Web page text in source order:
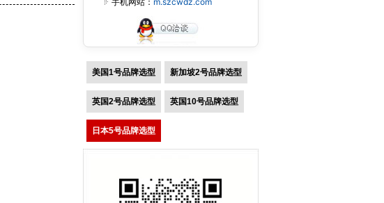
美国1号品牌选型 新加坡2号品牌选型
英国2号品牌选型 英国10号品牌选型
日本5号品牌选型